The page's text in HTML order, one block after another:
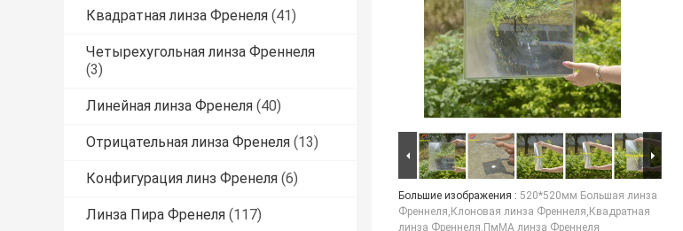
Квадратная линза Френеля (41)
Четырехугольная линза Френнеля
(3)
Линейная линза Френеля (40)
Отрицательная линза Френеля (13)
Конфигурация линз Френеля (6)
Линза Пира Френеля (117)
Большие изображения : 520*520мм Большая линза
Френнеля,Клоновая линза Френнеля,Квадратная
линза Френнеля,ПмМА линза Френнеля